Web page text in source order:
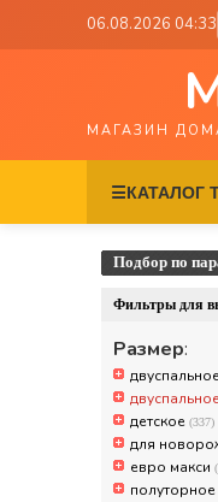
06.08.2026 04:33
МАГАЗИН
☰КАТАЛОГ
Подбор по
Фильтры для
Размер:
детское (337)
для
евро макси
полуторное